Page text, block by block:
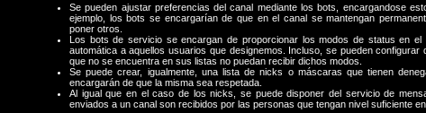
Se pueden ajustar preferencias del canal mediante los bots, encargandose
ejemplo, los bots se encargarían de que en el canal se mantengan
poner otros.
Los bots de servicio se encargan de proporcionar los modos de status en
automática a aquellos usuarios que designemos. Incluso, se pueden
que no se encuentra en sus listas no puedan recibir dichos modos.
Se puede crear, igualmente, una lista de nicks o máscaras que tienen
encargarán de que la misma sea respetada.
Al igual que en el caso de los nicks, se puede disponer del servicio de
enviados a un canal son recibidos por las personas que tengan nivel suficiente